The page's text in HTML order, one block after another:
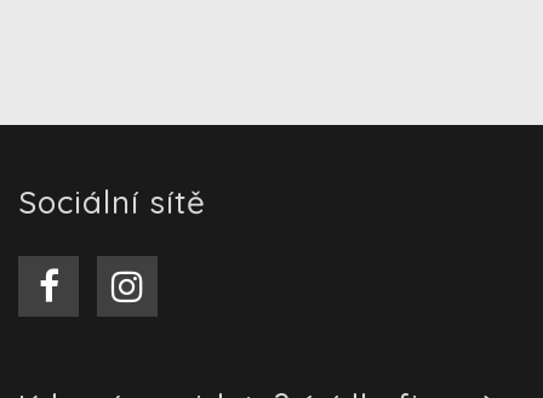
Sociální sítě